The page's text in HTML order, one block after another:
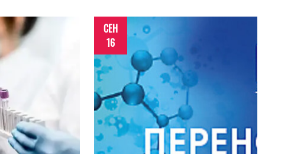
СЕН
16